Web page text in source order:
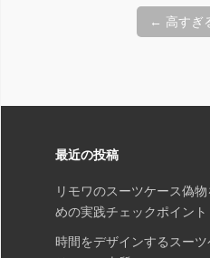
ビ
ゲ
← 高すぎ
最近の投稿
リモワのスーツケース偽
めの実践チェックポイント
時間をデザインするスー